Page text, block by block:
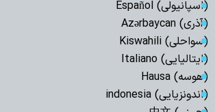
(اسپانیولی) Español
(آذری) Azərbaycan
(سواحلی) Kiswahili
(ایتالیایی) Italiano
(هوسه) Hausa
(اندونزیایی) indonesia